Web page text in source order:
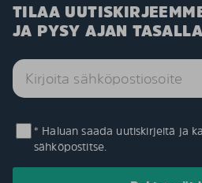
TILAA
JA PYSY AJAN TASALLA
* Haluan saada uutiskirjeitä ja
sähköpostitse.